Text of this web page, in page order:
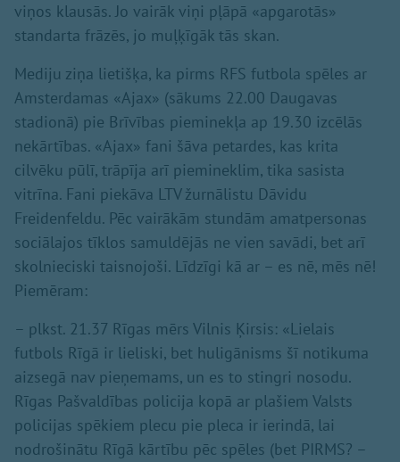
viņos klausās. Jo vairāk viņi pļāpā «apgarotās»
standarta frāzēs, jo muļķīgāk tās skan.
Mediju ziņa lietišķa, ka pirms RFS futbola spēles ar
Amsterdamas «Ajax» (sākums 22.00 Daugavas
stadionā) pie Brīvības pieminekļa ap 19.30 izcēlās
nekārtības. «Ajax» fani šāva petardes, kas krita
cilvēku pūlī, trāpīja arī piemineklim, tika sasista
vitrīna. Fani piekāva LTV žurnālistu Dāvidu
Freidenfeldu. Pēc vairākām stundām amatpersonas
sociālajos tīklos samuldējās ne vien savādi, bet arī
skolnieciski taisnojoši. Līdzīgi kā ar – es nē, mēs nē!
Piemēram:
– plkst. 21.37 Rīgas mērs Vilnis Ķirsis: «Lielais
futbols Rīgā ir lieliski, bet huligānisms šī notikuma
aizsegā nav pieņemams, un es to stingri nosodu.
Rīgas Pašvaldības policija kopā ar plašiem Valsts
policijas spēkiem plecu pie pleca ir ierindā, lai
nodrošinātu Rīgā kārtību pēc spēles (bet PIRMS? –